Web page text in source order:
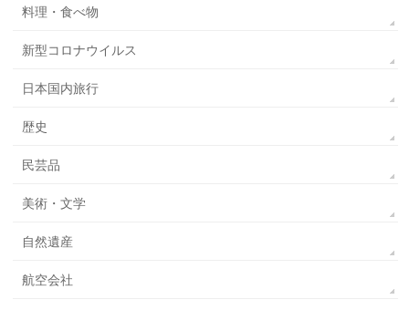
料理・食べ物
新型コロナウイルス
日本国内旅行
歴史
民芸品
美術・文学
自然遺産
航空会社